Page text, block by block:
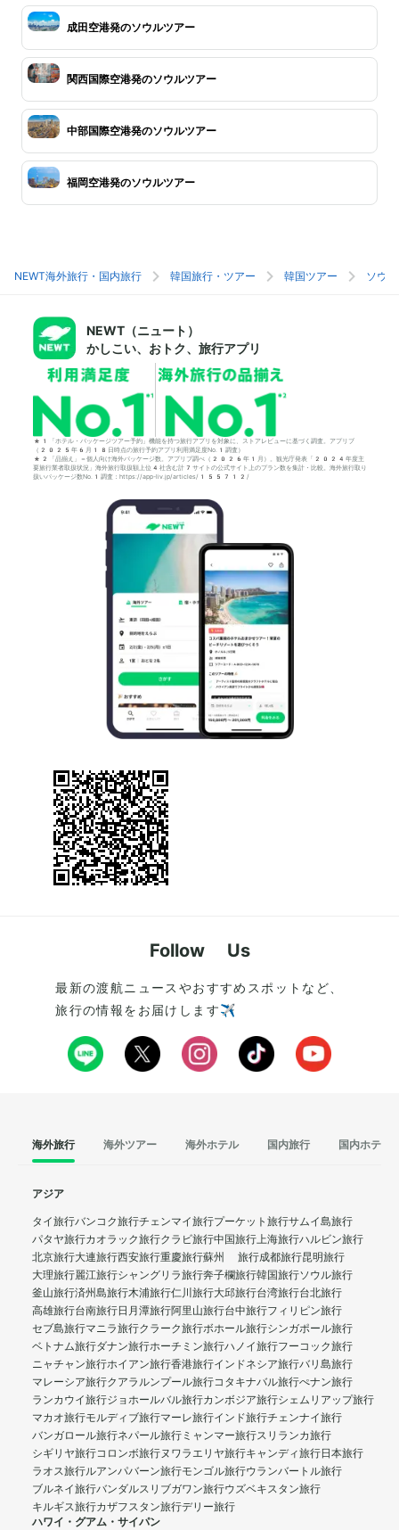
成田空港発のソウルツアー
関西国際空港発のソウルツアー
中部国際空港発のソウルツアー
福岡空港発のソウルツアー
NEWT海外旅行・国内旅行 韓国旅行・ツアー 韓国ツアー ソウ
NEWT（ニュート）
かしこい、おトク、旅行アプリ
*1「ホテル・パッケージツアー予約」機能を持つ旅行アプリを対象に、ストアレビューに基づく調査。アプリブ
（2025年6月18日時点の旅行予約アプリ利用満足度No.1調査）
*2「品揃え」＝個人向け海外パッケージ数。アプリブ調べ（2026年1月）。観光庁発表「2024年度主
要旅行業者取扱状況」海外旅行取扱額上位4社含む計7サイトの公式サイト上のプラン数を集計・比較。海外旅行取り
扱いパッケージ数No.1調査：https://app-liv.jp/articles/155712/
Follow Us
最新の渡航ニュースやおすすめスポットなど、
旅行の情報をお届けします✈️
海外旅行 海外ツアー 海外ホテル 国内旅行 国内ホテル
アジア
タイ旅行バンコク旅行チェンマイ旅行プーケット旅行サムイ島旅行
パタヤ旅行カオラック旅行クラビ旅行中国旅行上海旅行ハルビン旅行
北京旅行大連旅行西安旅行重慶旅行蘇州 旅行成都旅行昆明旅行
大理旅行麗江旅行シャングリラ旅行奔子欄旅行韓国旅行ソウル旅行
釜山旅行済州島旅行木浦旅行仁川旅行大邱旅行台湾旅行台北旅行
高雄旅行台南旅行日月潭旅行阿里山旅行台中旅行フィリピン旅行
セブ島旅行マニラ旅行クラーク旅行ボホール旅行シンガポール旅行
ベトナム旅行ダナン旅行ホーチミン旅行ハノイ旅行フーコック旅行
ニャチャン旅行ホイアン旅行香港旅行インドネシア旅行バリ島旅行
マレーシア旅行クアラルンプール旅行コタキナバル旅行ぺナン旅行
ランカウイ旅行ジョホールバル旅行カンボジア旅行シェムリアップ旅行
マカオ旅行モルディブ旅行マーレ旅行インド旅行チェンナイ旅行
バンガロール旅行ネパール旅行 ミャンマー旅行スリランカ旅行
シギリヤ旅行コロンボ旅行ヌワラエリヤ旅行キャンディ旅行日本旅行
ラオス旅行ルアンパバーン旅行モンゴル旅行ウランバートル旅行
ブルネイ旅行バンダルスリブガワン旅行ウズベキスタン旅行
キルギス旅行カザフスタン旅行デリー旅行
ハワイ・グアム・サイパン